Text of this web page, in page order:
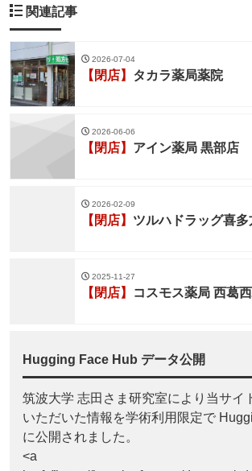
関連記事
2026-07-04
【閉店】 タカラ薬局薬院
2026-06-06
【閉店】 アイン薬局 黒部店
2026-02-09
【閉店】 ツルハドラッグ喜多
2025-11-27
【閉店】 コスモス薬局 西葛
Hugging Face Hub データ公開
筑波大学 志田さま研究室により当サイ
いただいた情報を学術利用限定で
に公開されました。
<a